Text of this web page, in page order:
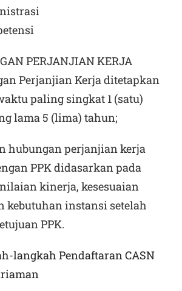
PERJANJIAN KERJA
Perjanjian Kerja ditetapkan
paling singkat 1 (satu)
lama 5 (lima) tahun;
hubungan perjanjian kerja
PPK didasarkan pada
kinerja, kesesuaian
kebutuhan instansi setelah
PPK.
langkah Pendaftaran CASN